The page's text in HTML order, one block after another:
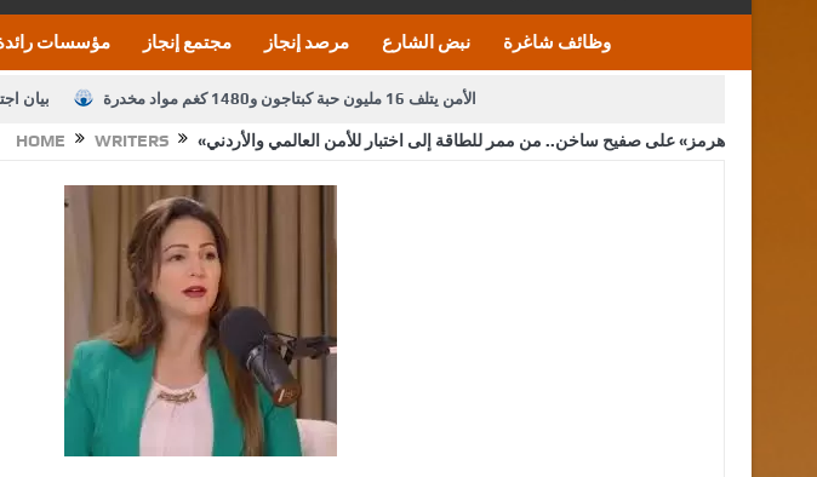
مؤسسات مجتمع إنجاز مرصد إنجاز نبض الشارع وظائف شاغرة
بيان الأمن يتلف 16 مليون حبة كبتاجون و1480 كغم مواد مخدرة
تشكيلات إدارية
القاضي يلتقي دعوة المكلفين بخدمة العلم (الدفعة الثالثة) إلى مراجعة منصة خدمة العلم
القاضي محمود أحمد فريحات.. مبارك ومزيدا من التوفيق
HOME WRITERS «هرمز» على صفيح ساخن.. من ممر للطاقة إلى اختبار للأمن العالمي والأردني